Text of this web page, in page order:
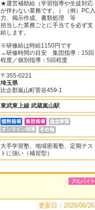
★運営補助給（学習指導や生徒対応
が伴わない業務です。）（例）PC入
力、掲示作成、書類処理 等
担当した業務ごとに手当てを必ず支
給します。
※研修給は時給1150円です
→研修時間の目安 集団指導：15回
程度／個別指導：5回程度
〒355-0221
埼玉県
比企郡嵐山町菅谷459-1
東武東上線 武蔵嵐山駅
オンライン指導
大手学習塾、地域密着塾、定期テス
トに強い（補習型）
更新日：2026/06/26